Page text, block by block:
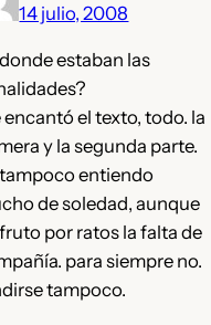
14 julio, 2008
estaban las
encantó el texto, todo. la
y la segunda parte.
entiendo
de soledad, aunque
por ratos la falta de
para siempre no.
tampoco.